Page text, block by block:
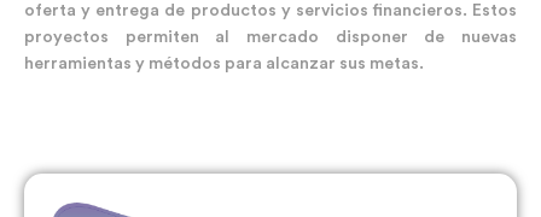
oferta y entrega de productos y servicios financieros. Estos
proyectos permiten al mercado disponer de nuevas
herramientas y métodos para alcanzar sus metas.